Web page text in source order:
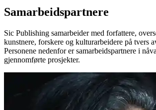
Samarbeidspartnere
Sic Publishing samarbeider med forfattere,
kunstnere, forskere og kulturarbeidere på tvers
Personene nedenfor er samarbeidspartnere i
gjennomførte prosjekter.